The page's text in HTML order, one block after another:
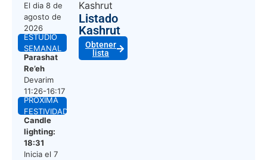
El dia 8 de
agosto de
2026
ESTUDIO
SEMANAL
Parashat
Re’eh
Devarim
11:26-16:17
PROXIMA
FESTIVIDAD
Candle
lighting:
18:31
Inicia el 7
Listado
Kashrut
Obtener
lista